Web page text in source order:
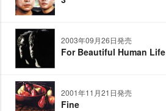
2003年09月26日発売
For Beautiful Human Life
2001年11月21日発売
Fine